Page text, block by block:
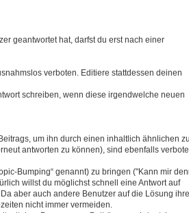
geantwortet hat, darfst du erst nach einer
verboten. Editiere stattdessen deinen
schreiben, wenn diese irgendwelche neuen
um ihn durch einen inhaltlich ähnlichen zu
antworten zu können), sind ebenfalls
Bumping“ genannt) zu bringen ("Kann mir
willst du möglichst schnell eine Antwort auf
aber auch andere Benutzer auf die Lösung
nicht immer vermeiden.